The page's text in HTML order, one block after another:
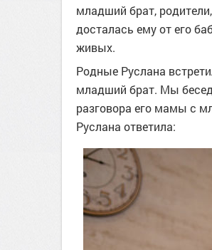
младший брат,
досталась ему от его
живых.
Родные Руслана
младший брат. Мы
разговора его мамы с
Руслана ответила: